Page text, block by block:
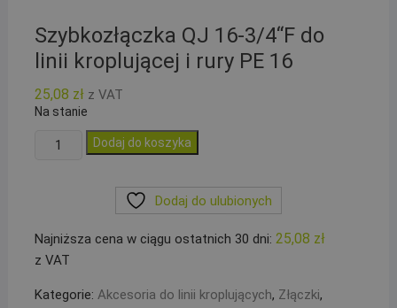
Szybkozłączka QJ 16-3/4“F do
linii kroplującej i rury PE 16
25,08 zł z VAT
Na stanie
ilość
do
linii
kroplującej
Dodaj do koszyka
Dodaj do ulubionych
Najniższa cena w ciągu ostatnich 30 dni: 25,08 zł
z VAT
Kategorie: Akcesoria do linii kroplujących, Złączki,